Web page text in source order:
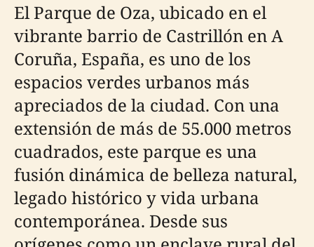
El Parque de Oza, ubicado en el
vibrante barrio de Castrillón en A
Coruña, España, es uno de los
espacios verdes urbanos más
apreciados de la ciudad. Con una
extensión de más de 55.000 metros
cuadrados, este parque es una
fusión dinámica de belleza natural,
legado histórico y vida urbana
contemporánea. Desde sus